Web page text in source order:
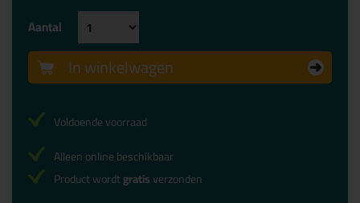
Aantal
In winkelwagen
Voldoende voorraad
Alleen online beschikbaar
Product wordtgratisverzonden